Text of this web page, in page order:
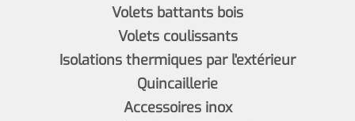
Volets battants bois
Volets coulissants
Isolations thermiques par l'extérieur
Quincaillerie
Accessoires inox